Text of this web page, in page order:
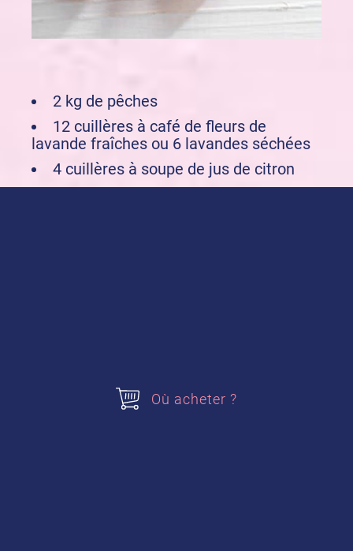
2 kg de pêches
12 cuillères à café de fleurs de
lavande fraîches ou 6 lavandes séchées
4 cuillères à soupe de jus de citron
Où acheter ?